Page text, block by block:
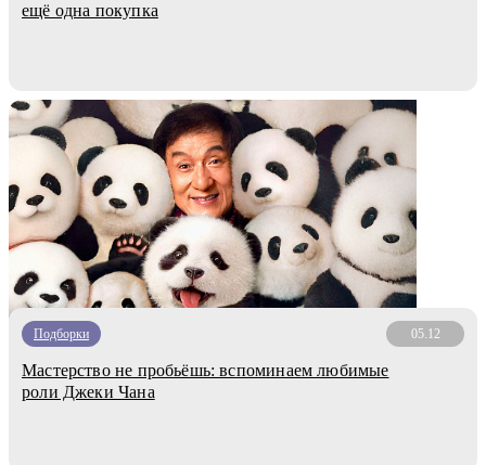
ещё одна покупка
Подборки 05.12
Мастерство не пробьёшь: вспоминаем любимые
роли Джеки Чана